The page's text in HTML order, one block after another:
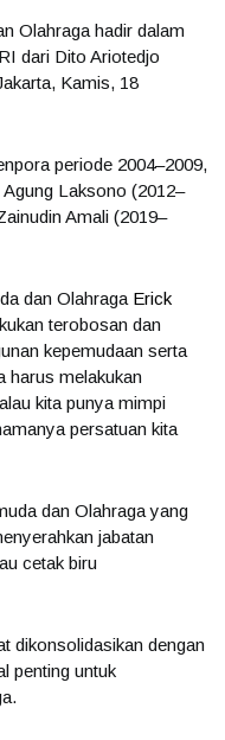
Olahraga hadir dalam
RI dari Dito Ariotedjo
Kamis, 18
periode 2004–2009,
Laksono (2012–
Amali (2019–
dan Olahraga Erick
terobosan dan
kepemudaan serta
harus melakukan
kita punya mimpi
persatuan kita
dan Olahraga yang
jabatan
cetak biru
dikonsolidasikan dengan
penting untuk